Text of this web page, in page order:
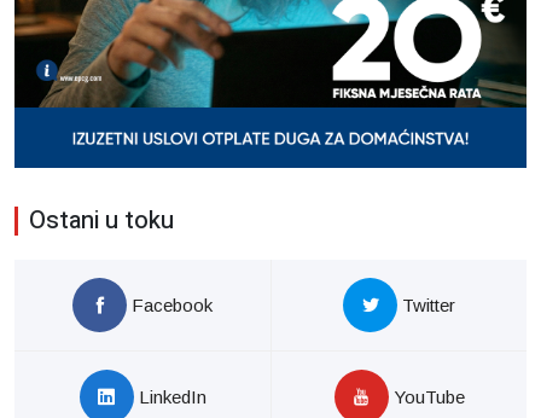
Ostani u toku
Facebook Twitter
LinkedIn YouTube